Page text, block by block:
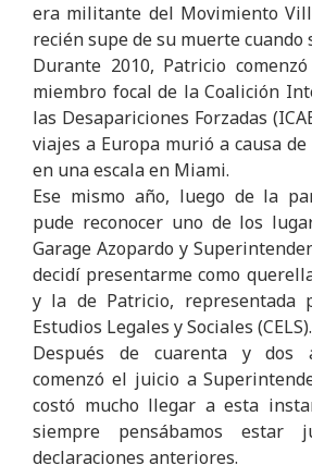
era militante del Movimiento
recién supe de su muerte cuando
Durante 2010, Patricio
miembro focal de la Coalición
las Desapariciones Forzadas
viajes a Europa murió a causa
en una escala en Miami.
Ese mismo año, luego de la
pude reconocer uno de los
Garage Azopardo y
decidí presentarme como
y la de Patricio, representada
Estudios Legales y Sociales (CELS).
Después de cuarenta y dos
comenzó el juicio a
costó mucho llegar a esta
siempre pensábamos estar
declaraciones anteriores.